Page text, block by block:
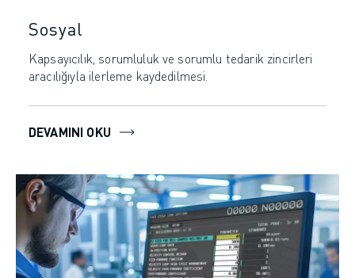
Sosyal
Kapsayıcılık, sorumluluk ve sorumlu tedarik zincirleri
aracılığıyla ilerleme kaydedilmesi.
DEVAMINI OKU